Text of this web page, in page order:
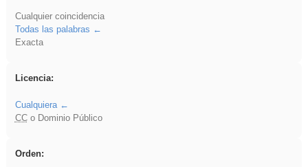
Cualquier coincidencia
Todas las palabras
Exacta
Licencia:
Cualquiera
CCo Dominio Público
Orden: